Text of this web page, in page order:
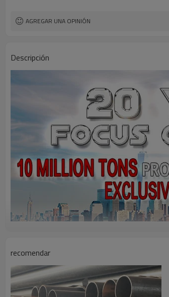
AGREGAR UNA OPINIÓN
Descripción
Descripción del producto
Tubo de hierro negro Erw de buena calidad, precios
recomendar